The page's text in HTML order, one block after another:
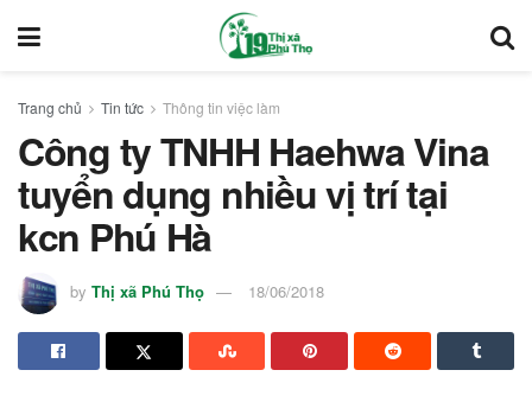
Trang chủ Tin tức Thông tin việc làm
Công ty TNHH Haehwa Vina
tuyển dụng nhiều vị trí tại
kcn Phú Hà
by Thị xã Phú Thọ 18/06/2018